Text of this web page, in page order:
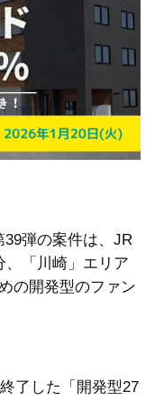
弾の案件は、JR
、「川崎」エリア
の開発型のファン
了した「開発型27